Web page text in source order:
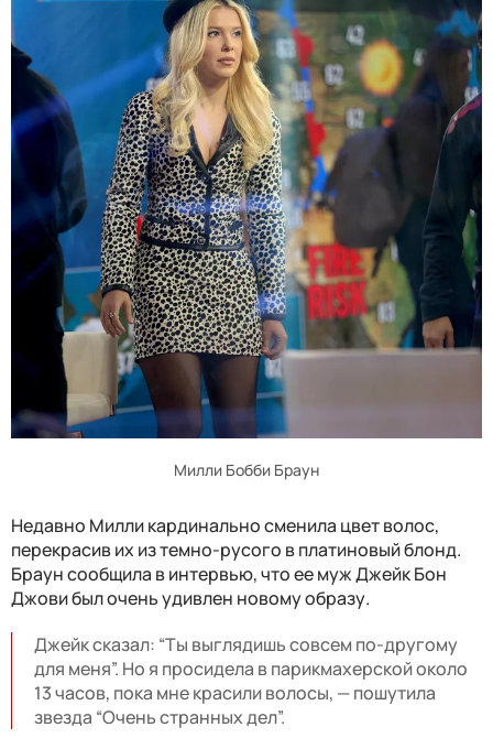
Милли Бобби Браун
Недавно Милли кардинально сменила цвет волос,
перекрасив их из темно-русого в платиновый блонд.
Браун сообщила в интервью, что ее муж Джейк Бон
Джови был очень удивлен новому образу.
Джейк сказал: “Ты выглядишь совсем по-другому
для меня”. Но я просидела в парикмахерской около
13 часов, пока мне красили волосы, — пошутила
звезда “Очень странных дел”.